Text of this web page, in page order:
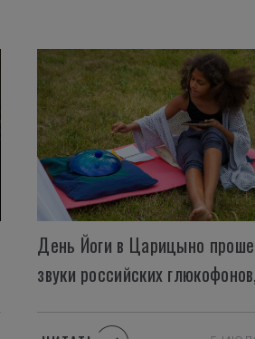
День Йоги в Царицыно